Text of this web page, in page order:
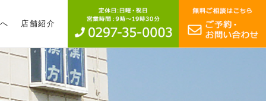
店舗紹介